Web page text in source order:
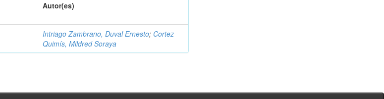
Autor(es)
Intriago Zambrano, Duval Ernesto; Cortez
Quimís, Mildred Soraya